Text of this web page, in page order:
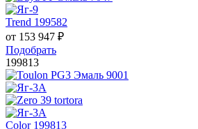
Trend 199582
от 153 947 ₽
Подобрать
199813
Color 199813